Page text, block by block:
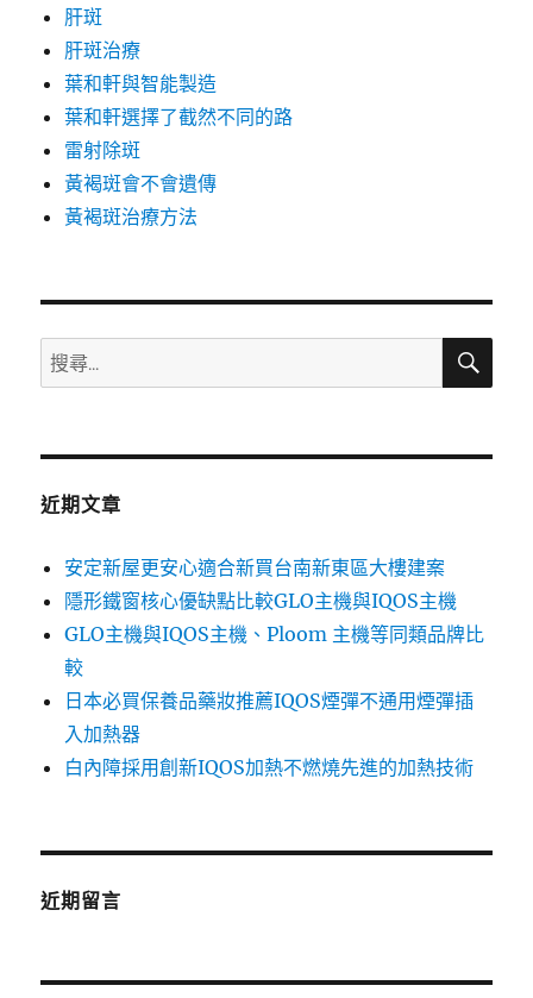
肝斑
肝斑治療
葉和軒與智能製造
葉和軒選擇了截然不同的路
雷射除斑
黃褐斑會不會遺傳
黃褐斑治療方法
搜
尋
鍵
搜
近期文章
安定新屋更安心適合新買台南新東區大樓建案
隱形鐵窗核心優缺點比較GLO主機與IQOS主機
GLO主機與IQOS主機、Ploom 主機等同類品牌比
較
日本必買保養品藥妝推薦IQOS煙彈不通用煙彈插
入加熱器
白內障採用創新IQOS加熱不燃燒先進的加熱技術
近期留言